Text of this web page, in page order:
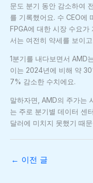
문도 분기 동안 감소하여
를 기록했어요. 수 CEO에
FPGA에 대한 시장 수요가
서는 여전히 약세를 보이
1분기를 내다보면서 AMD
이는 2024년에 비해 약
7% 감소한 수치에요.
말하자면, AMD의 주가는
는 주로 분기별 데이터 센
달러에 미치지 못했기 때
← 이전 글